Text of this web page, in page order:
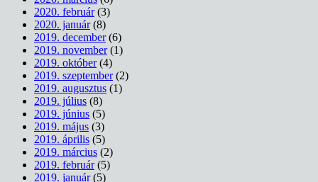
2020. február(3)
2020. január(8)
2019. december(6)
2019. november(1)
2019. október(4)
2019. szeptember(2)
2019. augusztus (1)
2019. július (8)
2019. június (5)
2019. május (3)
2019. április (5)
2019. március (2)
2019. február(5)
2019. január(5)